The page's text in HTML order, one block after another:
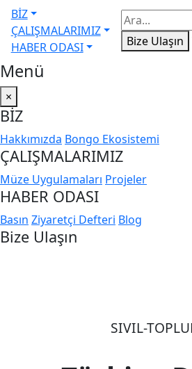
BİZ
ÇALIŞMALARIMIZ
HABER ODASI
Bize Ulaşın
Menü
×
BİZ
Hakkımızda Bongo Ekosistemi
ÇALIŞMALARIMIZ
Müze Uygulamaları Projeler
HABER ODASI
Basın Ziyaretçi Defteri Blog
Bize Ulaşın
SIVIL-